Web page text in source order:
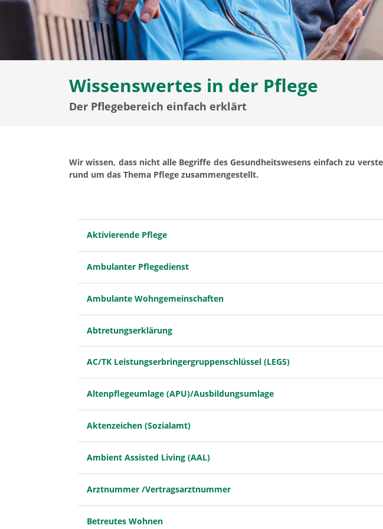
Wissenswertes in der Pflege
Der Pflegebereich einfach erklärt
Wir wissen, dass nicht alle Begriffe des Gesundheitswesens einfach zu
rund um das Thema Pflege zusammengestellt.
Aktivierende Pflege
Ambulanter Pflegedienst
Ambulante Wohngemeinschaften
Abtretungserklärung
AC/TK Leistungserbringergruppenschlüssel (LEGS)
Altenpflegeumlage (APU)/Ausbildungsumlage
Aktenzeichen (Sozialamt)
Ambient Assisted Living (AAL)
Arztnummer /Vertragsarztnummer
Betreutes Wohnen